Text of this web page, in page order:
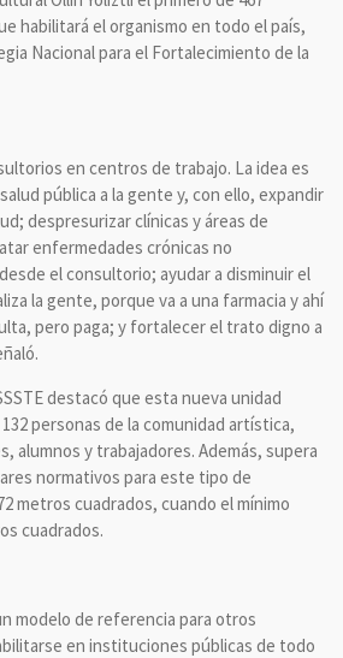
habilitará el organismo en todo el país,
Nacional para el Fortalecimiento de la
en centros de trabajo. La idea es
pública a la gente y, con ello, expandir
despresurizar clínicas y áreas de
enfermedades crónicas no
el consultorio; ayudar a disminuir el
la gente, porque va a una farmacia y ahí
pero paga; y fortalecer el trato digno a
destacó que esta nueva unidad
personas de la comunidad artística,
alumnos y trabajadores. Además, supera
normativos para este tipo de
metros cuadrados, cuando el mínimo
cuadrados.
modelo de referencia para otros
en instituciones públicas de todo